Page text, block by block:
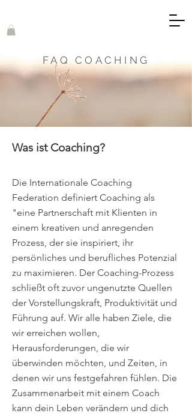
FAQ COACHING
Was ist Coaching?
Die Internationale Coaching
Federation definiert Coaching als
"eine Partnerschaft mit Klienten in
einem kreativen und anregenden
Prozess, der sie inspiriert, ihr
persönliches und berufliches Potenzial
zu maximieren. Der Coaching-Prozess
schließt oft zuvor ungenutzte Quellen
der Vorstellungskraft, Produktivität und
Führung auf. Wir alle haben Ziele, die
wir erreichen wollen,
Herausforderungen, die wir
überwinden möchten, und Zeiten, in
denen wir uns festgefahren fühlen. Die
Zusammenarbeit mit einem Coach
kann dein Leben verändern und dich